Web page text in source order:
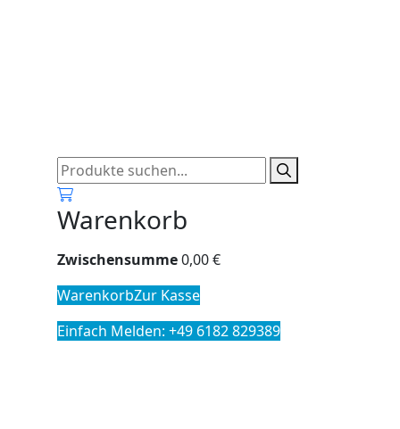
Warenkorb
Zwischensumme0,00€
WarenkorbZur Kasse
Einfach Melden: +49 6182 829389